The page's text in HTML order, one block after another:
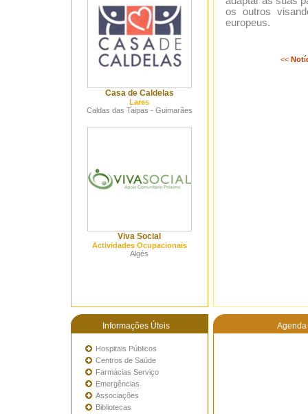
Casa de Caldelas
Lares
Caldas das Taipas - Guimarães
Viva Social
Actividades Ocupacionais
Algés
os outros
europeus.
<<
Informações Úteis Agenda
Hospitais Públicos
Centros de Saúde
Farmácias Serviço
Emergências
Associações
Bibliotecas